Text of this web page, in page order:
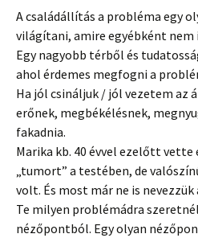
A családállítás a probléma egy
világítani, amire egyébként nem
Egy nagyobb térből és
ahol érdemes megfogni a
Ha jól csináljuk / jól vezetem az
erőnek, megbékélésnek,
fakadnia.
Marika kb. 40 évvel ezelőtt vette
„tumort” a testében, de
volt. És most már ne is nevezzük
Te milyen problémádra
nézőpontból. Egy olyan